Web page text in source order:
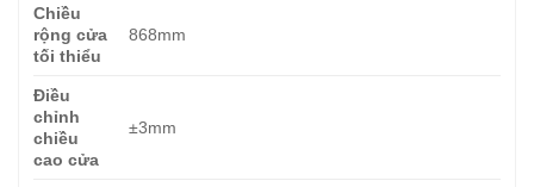
Chiều
rộng cửa
tối thiểu
868mm
Điều
chỉnh
chiều
cao cửa
±3mm